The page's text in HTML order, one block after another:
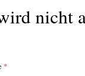
nicht
*